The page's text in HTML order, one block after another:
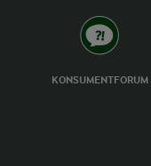
KONSUMENTFORUM